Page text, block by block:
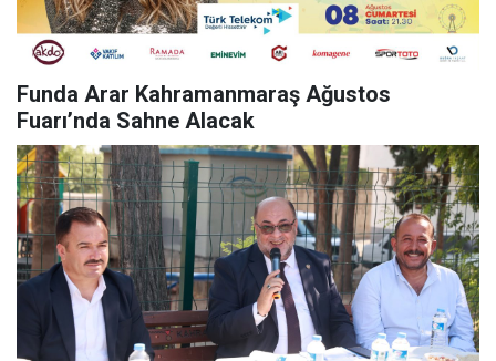
Funda Arar Kahramanmaraş Ağustos
Fuarı’nda Sahne Alacak